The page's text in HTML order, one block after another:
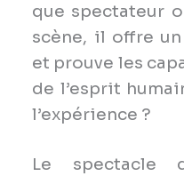
que spectateur
scène, il offre
et prouve les
de l’esprit
l’expérience ?
Le spectacle